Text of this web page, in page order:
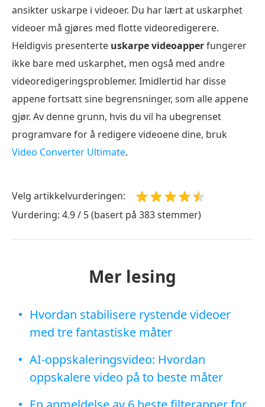
ansikter uskarpe i videoer. Du har lært at uskarphet
videoer må gjøres med flotte videoredigerere.
Heldigvis presenterte uskarpe videoapperfungerer
ikke bare med uskarphet, men også med andre
videoredigeringsproblemer. Imidlertid har disse
appene fortsatt sine begrensninger, som alle appene
gjør. Av denne grunn, hvis du vil ha ubegrenset
programvare for å redigere videoene dine, bruk
Video Converter Ultimate.
Velg artikkelvurderingen:
Vurdering: 4.9 / 5 (basert på 383 stemmer)
Mer lesing
Hvordan stabilisere rystende videoer
med tre fantastiske måter
AI-oppskaleringsvideo: Hvordan
oppskalere video på to beste måter